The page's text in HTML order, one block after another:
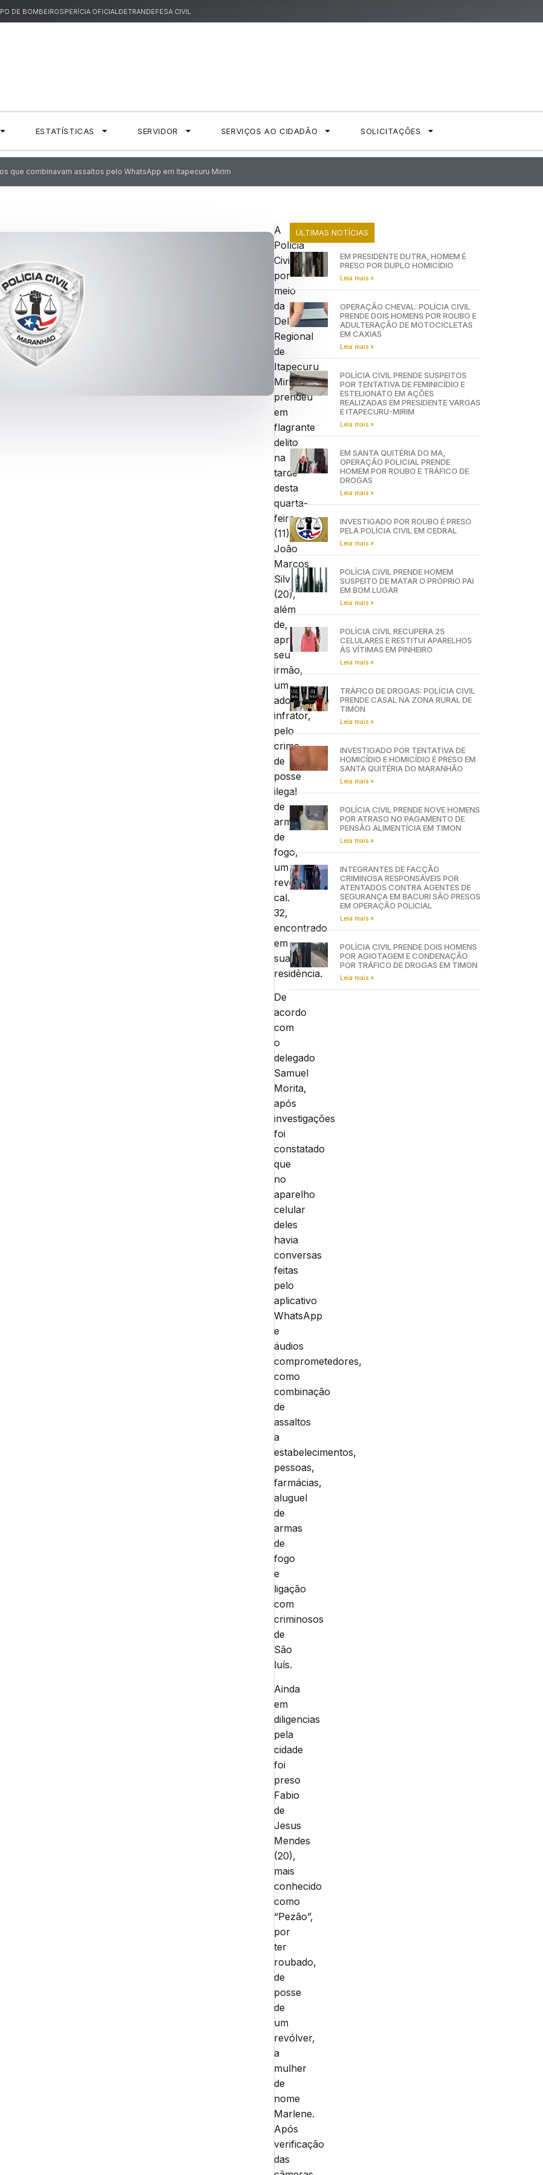
DE BOMBEIROSPERÍCIA OFICIALDETRANDEFESA CIVIL
ESTATÍSTICAS SERVIDOR SERVIÇOS AO CIDADÃO SOLICITAÇÕES
que combinavam assaltos pelo WhatsApp em Itapecuru Mirim
A
Polícia
Civil,
por
meio
da
Delegacia
Regional
de
Itapecuru
Mirim,
prendeu
em
flagrante
delito
na
tarde
desta
quarta-
feira
(11),
João
Marcos
Silva
(20),
além
de,
apreender
seu
irmão,
um
adolescente
infrator,
pelo
crime
de
posse
ilegal
de
arma
de
fogo,
um
revolver
cal.
32,
encontrado
em
sua
residência.
De
acordo
com
o
delegado
Samuel
Morita,
após
investigações
foi
constatado
que
no
aparelho
celular
deles
havia
conversas
feitas
pelo
aplicativo
WhatsApp
e
áudios
comprometedores,
como
combinação
de
assaltos
a
estabelecimentos,
pessoas,
farmácias,
aluguel
de
armas
de
fogo
e
ligação
com
criminosos
de
São
luís.
Ainda
em
diligencias
pela
cidade
foi
preso
Fabio
de
Jesus
Mendes
(20),
mais
conhecido
como
“Pezão”,
por
ter
roubado,
de
posse
de
um
revólver,
a
mulher
de
nome
Marlene.
Após
verificação
das
ÚLTIMAS NOTÍCIAS
EM PRESIDENTE DUTRA, HOMEM É
PRESO POR DUPLO HOMICÍDIO
Leia mais »
OPERAÇÃO CHEVAL: POLÍCIA CIVIL
PRENDE DOIS HOMENS POR ROUBO E
ADULTERAÇÃO DE MOTOCICLETAS
EM CAXIAS
Leia mais »
POLÍCIA CIVIL PRENDE SUSPEITOS
POR TENTATIVA DE FEMINICÍDIO E
ESTELIONATO EM AÇÕES
REALIZADAS EM PRESIDENTE VARGAS
E ITAPECURU-MIRIM
Leia mais »
EM SANTA QUITÉRIA DO MA,
OPERAÇÃO POLICIAL PRENDE
HOMEM POR ROUBO E TRÁFICO DE
DROGAS
Leia mais »
INVESTIGADO POR ROUBO É PRESO
PELA POLÍCIA CIVIL EM CEDRAL
Leia mais »
POLÍCIA CIVIL PRENDE HOMEM
SUSPEITO DE MATAR O PRÓPRIO PAI
EM BOM LUGAR
Leia mais »
POLÍCIA CIVIL RECUPERA 25
CELULARES E RESTITUI APARELHOS
ÀS VÍTIMAS EM PINHEIRO
Leia mais »
TRÁFICO DE DROGAS: POLÍCIA CIVIL
PRENDE CASAL NA ZONA RURAL DE
TIMON
Leia mais »
INVESTIGADO POR TENTATIVA DE
HOMICÍDIO E HOMICÍDIO É PRESO EM
SANTA QUITÉRIA DO MARANHÃO
Leia mais »
POLÍCIA CIVIL PRENDE NOVE HOMENS
POR ATRASO NO PAGAMENTO DE
PENSÃO ALIMENTÍCIA EM TIMON
Leia mais »
INTEGRANTES DE FACÇÃO
CRIMINOSA RESPONSÁVEIS POR
ATENTADOS CONTRA AGENTES DE
SEGURANÇA EM BACURI SÃO PRESOS
EM OPERAÇÃO POLICIAL
Leia mais »
POLÍCIA CIVIL PRENDE DOIS HOMENS
POR AGIOTAGEM E CONDENAÇÃO
POR TRÁFICO DE DROGAS EM TIMON
Leia mais »